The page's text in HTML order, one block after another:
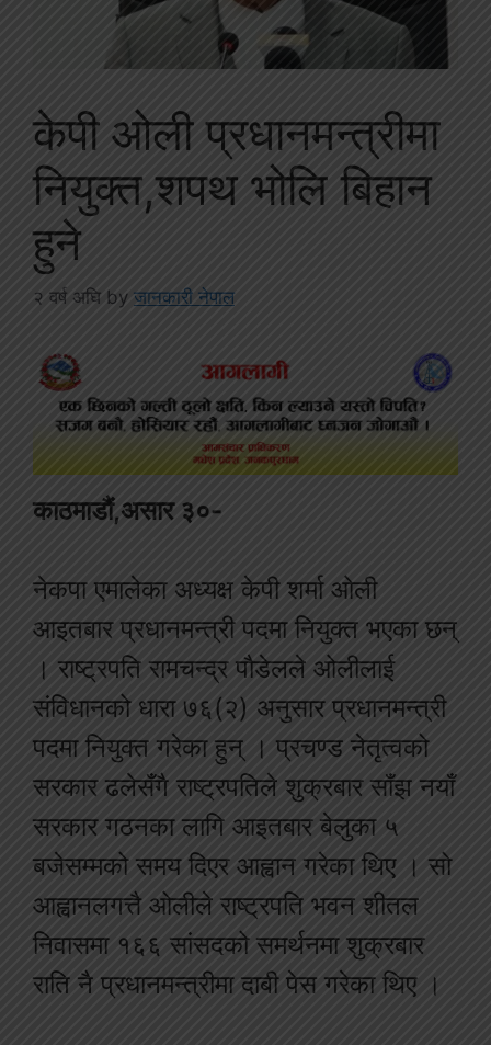
केपी ओली प्रधानमन्त्रीमा
नियुक्त,शपथ भोलि बिहान
हुने
२ वर्ष अघि by जानकारी नेपाल
काठमाडौं,असार ३०-
नेकपा एमालेका अध्यक्ष केपी शर्मा ओली
आइतबार प्रधानमन्त्री पदमा नियुक्त भएका छन्
। राष्ट्रपति रामचन्द्र पौडेलले ओलीलाई
संविधानको धारा ७६(२) अनुसार प्रधानमन्त्री
पदमा नियुक्त गरेका हुन् । प्रचण्ड नेतृत्वको
सरकार ढलेसँगै राष्ट्रपतिले शुक्रबार साँझ नयाँ
सरकार गठनका लागि आइतबार बेलुका ५
बजेसम्मको समय दिएर आह्वान गरेका थिए । सो
आह्वानलगत्तै ओलीले राष्ट्रपति भवन शीतल
निवासमा १६६ सांसदको समर्थनमा शुक्रबार
राति नै प्रधानमन्त्रीमा दाबी पेस गरेका थिए ।